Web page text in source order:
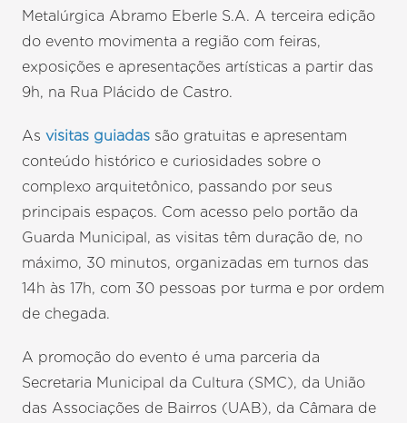
Metalúrgica Abramo Eberle S.A. A terceira edição
do evento movimenta a região com feiras,
exposições e apresentações artísticas a partir das
9h, na Rua Plácido de Castro.
Asvisitas guiadas são gratuitas e apresentam
conteúdo histórico e curiosidades sobre o
complexo arquitetônico, passando por seus
principais espaços. Com acesso pelo portão da
Guarda Municipal, as visitas têm duração de, no
máximo, 30 minutos, organizadas em turnos das
14h às 17h, com 30 pessoas por turma e por ordem
de chegada.
A promoção do evento é uma parceria da
Secretaria Municipal da Cultura (SMC), da União
das Associações de Bairros (UAB), da Câmara de